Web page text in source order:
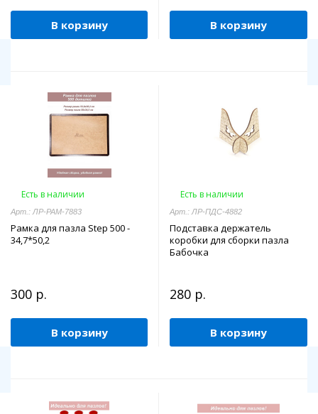
В корзину В корзину
Есть в наличии
Арт.: ЛР-РАМ-7883
Рамка для пазла Step 500 -
34,7*50,2
300 р.
В корзину
Есть в наличии
Арт.: ЛР-ПДС-4882
Подставка держатель
коробки для сборки пазла
Бабочка
280 р.
В корзину